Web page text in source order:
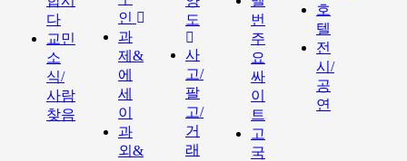
다
교민
소
식/
사람
찾음
인
과
제&
에
세
이
과
외&
도
사
고/
팔
고/
거
래
번
주
요
싸
이
트
고
국
호
텔
전
시/
공
연